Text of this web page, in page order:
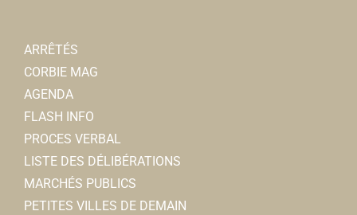
ARRÊTÉS
CORBIE MAG
AGENDA
FLASH INFO
PROCES VERBAL
LISTE DES DÉLIBÉRATIONS
MARCHÉS PUBLICS
PETITES VILLES DE DEMAIN